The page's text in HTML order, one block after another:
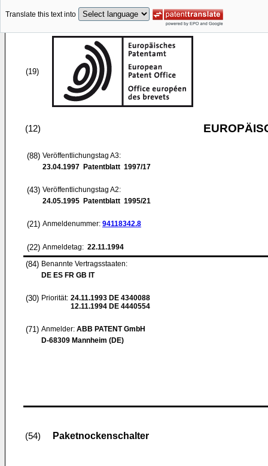
Translate this text into
(19)
(12)
(88) Veröffentlichungstag A3:
23.04.1997 Patentblatt 1997/17
(43) Veröffentlichungstag A2:
24.05.1995 Patentblatt 1995/21
(21) Anmeldenummer: 94118342.8
(22) Anmeldetag: 22.11.1994
(84) Benannte Vertragsstaaten:
DE ES FR GB IT
(30) Priorität: 24.11.1993 DE 4340088
12.11.1994 DE 4440554
(71) Anmelder: ABB PATENT GmbH
D-68309 Mannheim (DE)
(54) Paketnockenschalter